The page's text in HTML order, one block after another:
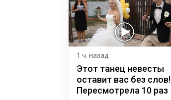
1 ч. назад
Этот танец невесты
оставит вас без слов!
Пересмотрела 10 раз